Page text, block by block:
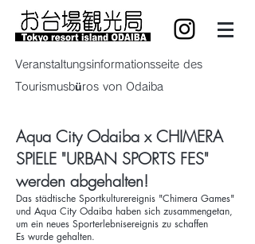
Veranstaltungsinformationsseite des
Tourismusbüros von Odaiba
Aqua City Odaiba x CHIMERA
SPIELE "URBAN SPORTS FES"
werden abgehalten!
Das städtische Sportkulturereignis "Chimera Games"
und Aqua City Odaiba haben sich zusammengetan,
um ein neues Sporterlebnisereignis zu schaffen
Es wurde gehalten.